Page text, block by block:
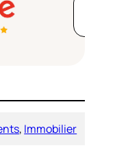
, Immobilier